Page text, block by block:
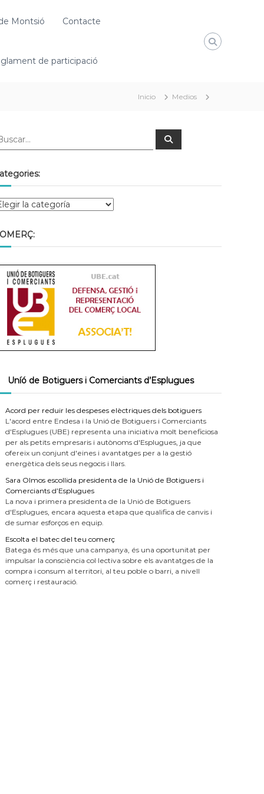
Montsió Contacte
de participació
Inicio Medios
Uníó de Botiguers i Comerciants d’Esplugues
Acord per reduir les despeses elèctriques dels botiguers
L'acord entre Endesa i la Unió de Botiguers i Comerciants
d'Esplugues (UBE) representa una iniciativa molt beneficiosa
per als petits empresaris i autònoms d'Esplugues, ja que
ofereix un conjunt d'eines i avantatges per a la gestió
energètica dels seus negocis i llars.
Sara Olmos escollida presidenta de la Unió de Botiguers i
Comerciants d’Esplugues
La nova i primera presidenta de la Unió de Botiguers
d'Esplugues, encara aquesta etapa que qualifica de canvis i
de sumar esforços en equip.
Escolta el batec del teu comerç
Batega és més que una campanya, és una oportunitat per
impulsar la consciència col·lectiva sobre els avantatges de la
compra i consum al territori, al teu poble o barri, a nivell
comerç i restauració.